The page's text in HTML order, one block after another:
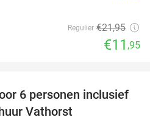
Regulier €21,95
€11 ,95
41%
6 personen inclusief
Vathorst